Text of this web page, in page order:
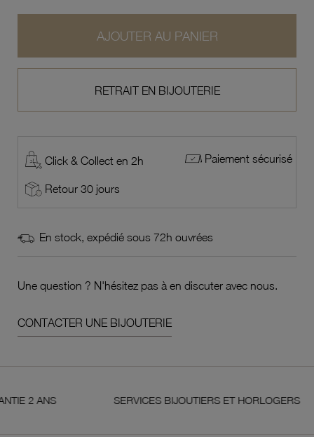
AJOUTER AU PANIER
RETRAIT EN BIJOUTERIE
Click & Collect en 2h Paiement sécurisé
Retour 30 jours
En stock, expédié sous 72h ouvrées
Une question ? N'hésitez pas à en discuter avec nous.
CONTACTER UNE BIJOUTERIE
SERVICES BIJOUTIERS ET HORLOGERS